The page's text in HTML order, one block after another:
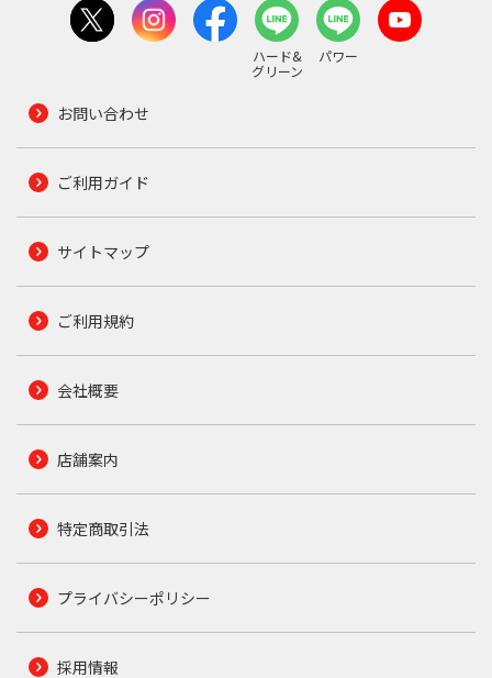
ハード&
グリーン
パワー
お問い合わせ
ご利用ガイド
サイトマップ
ご利用規約
会社概要
店舗案内
特定商取引法
プライバシーポリシー
採用情報